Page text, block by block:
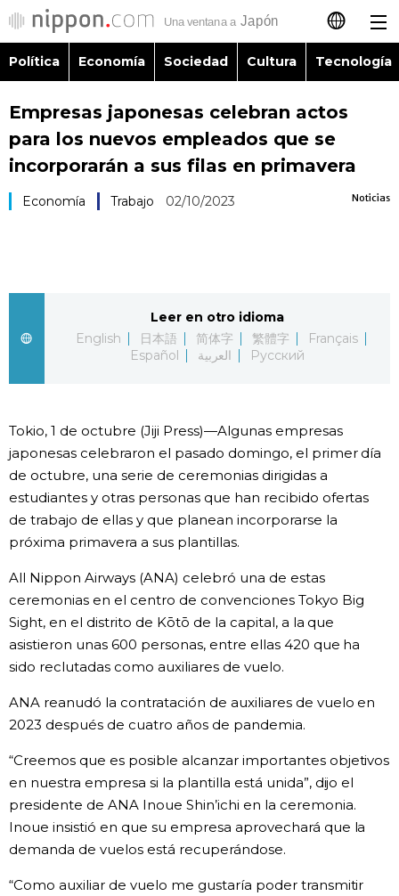
日本語
English
简体字
Русский
Política
Vida
Guía de Japón
Vídeos e imágenes
En profundidad
Más
Datos de Japón
Fragmentos de Japón
Gente
Blog
Política Economía Sociedad Cultura Tecnología
Empresas japonesas celebran actos
para los nuevos empleados que se
incorporarán a sus filas en primavera
Noticias
Economía Trabajo 02/10/2023
Leer en otro idioma
English
日本語 简体字 繁體字
Français
Español
العربية Русский
Tokio, 1 de octubre (Jiji Press)—Algunas empresas
japonesas celebraron el pasado domingo, el primer día
de octubre, una serie de ceremonias dirigidas a
estudiantes y otras personas que han recibido ofertas
de trabajo de ellas y que planean incorporarse la
próxima primavera a sus plantillas.
All Nippon Airways (ANA) celebró una de estas
ceremonias en el centro de convenciones Tokyo Big
Sight, en el distrito de Kōtō de la capital, a la que
asistieron unas 600 personas, entre ellas 420 que ha
sido reclutadas como auxiliares de vuelo.
ANA reanudó la contratación de auxiliares de vuelo en
2023 después de cuatro años de pandemia.
“Creemos que es posible alcanzar importantes objetivos
en nuestra empresa si la plantilla está unida”, dijo el
presidente de ANA Inoue Shin’ichi en la ceremonia.
Inoue insistió en que su empresa aprovechará que la
demanda de vuelos está recuperándose.
“Como auxiliar de vuelo me gustaría poder transmitir